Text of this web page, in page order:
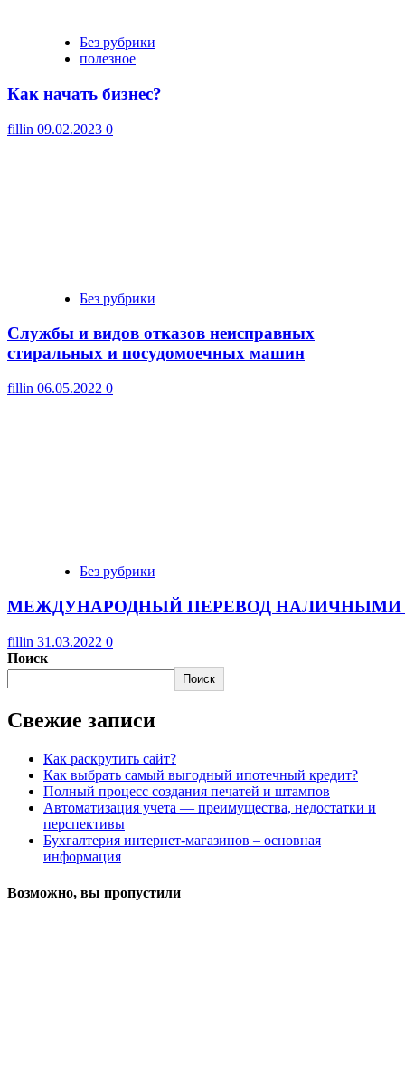
Без рубрики
полезное
Как начать бизнес?
fillin 09.02.2023 0
Без рубрики
Cлужбы и видов отказов неисправных
стиральных и посудомоечных машин
fillin 06.05.2022 0
Без рубрики
МЕЖДУНАРОДНЫЙ ПЕРЕВОД НАЛИЧНЫМИ
fillin 31.03.2022 0
Поиск
Поиск
Свежие записи
Как раскрутить сайт?
Как выбрать самый выгодный ипотечный кредит?
Полный процесс создания печатей и штампов
Автоматизация учета — преимущества, недостатки и
перспективы
Бухгалтерия интернет-магазинов – основная
информация
Возможно, вы пропустили